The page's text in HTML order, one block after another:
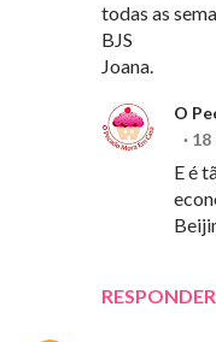
todas as
BJS
Joana.
RESPONDER
O
18
E é